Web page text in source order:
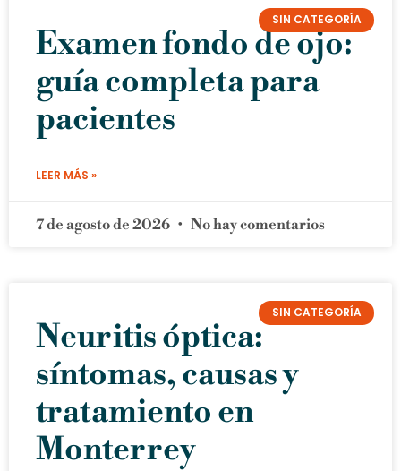
SIN CATEGORÍA
Examen fondo de ojo:
guía completa para
pacientes
LEER MÁS »
7 de agosto de 2026 No hay comentarios
SIN CATEGORÍA
Neuritis óptica:
síntomas, causas y
tratamiento en
Monterrey